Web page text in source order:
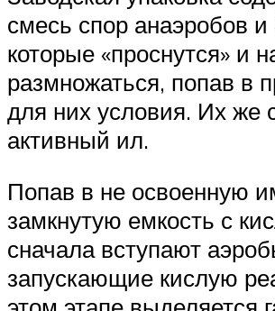
смесь спор анаэробов и
которые «проснутся» и
размножаться, попав в
для них условия. Их же
активный ил.
Попав в не освоенную
замкнутую емкость с
сначала вступают
запускающие кислую